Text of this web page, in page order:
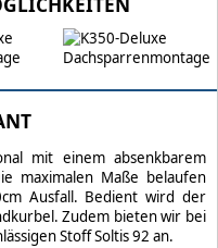
mit einem absenkbarem
maximalen Maße belaufen
Ausfall. Bedient wird der
Zudem bieten wir bei
Stoff Soltis 92 an.